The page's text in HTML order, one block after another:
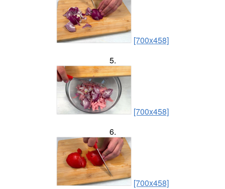
[700x458]
5.
[700x458]
6.
[700x458]